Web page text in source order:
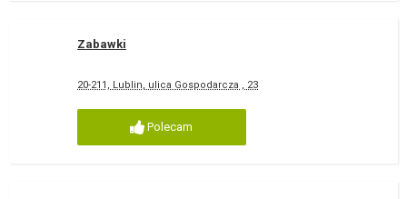
Zabawki
20-211, Lublin, ulica Gospodarcza , 23
Polecam